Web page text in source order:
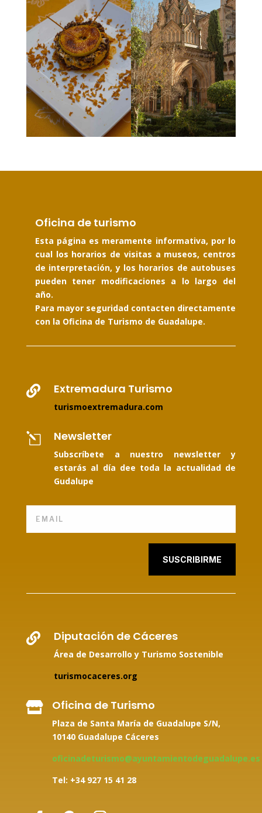
Oficina de turismo
Esta página es meramente informativa, por lo
cual los horarios de visitas a museos, centros
de interpretación, y los horarios de autobuses
pueden tener modificaciones a lo largo del
año.
Para mayor seguridad contacten directamente
con la Oficina de Turismo de Guadalupe.
 Extremadura Turismo
turismoextremadura.com
l Newsletter
Subscríbete a nuestro newsletter y
estarás al día dee toda la actualidad de
Gudalupe
SUSCRIBIRME
 Diputación de Cáceres
Área de Desarrollo y Turismo Sostenible
turismocaceres.org
 Oficina de Turismo
Plaza de Santa María de Guadalupe S/N,
10140 Guadalupe Cáceres
oficinadeturismo@ayuntamientodeguadalupe.es
Tel: +34 927 15 41 28